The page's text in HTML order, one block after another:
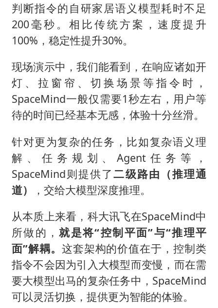
判断指令的自研家居语义模型耗时不足
200毫秒。相比传统方案，速度提升
100%，稳定性提升30%。
现场演示中，我们能看到，在响应诸如开
灯、拉窗帘、切换场景等指令时，
SpaceMind一般仅需要1秒左右，用户等
待的时间已经基本无感，体验十分丝滑。
针对更为复杂的任务，比如复杂语义理
解、任务规划、Agent任务等，
SpaceMind则提供了二级路由（推理通
道）
，交给大模型深度推理。
从本质上来看，科大讯飞在SpaceMind中
所做的，就是将“控制平面”与“推理平
面”解耦。 这套架构的价值在于，控制类
指令不会因为引入大模型而变慢，而在需
要大模型出马的复杂任务中，SpaceMind
可以灵活切换，提供更为智能的体验。